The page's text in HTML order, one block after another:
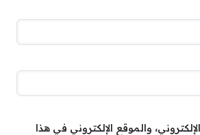
والموقع الإلكتروني في هذا